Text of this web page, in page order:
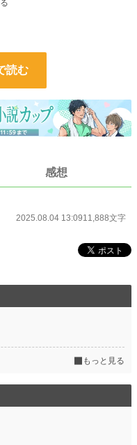
読む
感想
2025.08.04 13:0911,888文字
もっと見る